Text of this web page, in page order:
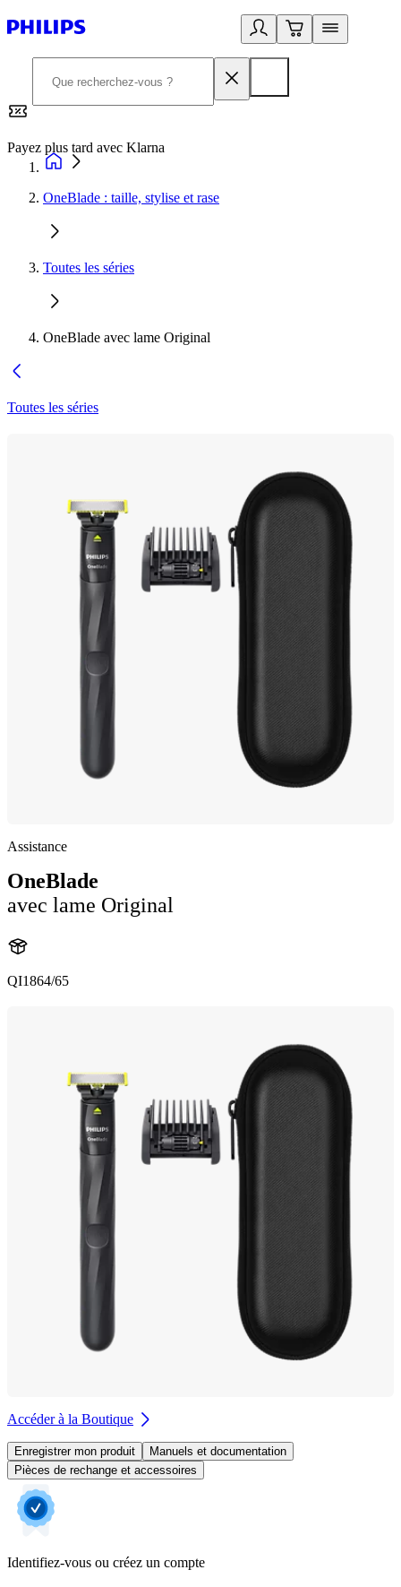
Payez plus tard avec Klarna
OneBlade : taille, stylise et rase
Toutes les séries
OneBlade avec lame Original
Toutes les séries
Assistance
OneBlade
avec lame Original
QI1864/65
Accéder à la Boutique
Enregistrer mon produit
Manuels et documentation
Pièces de rechange et accessoires
Identifiez-vous ou créez un compte